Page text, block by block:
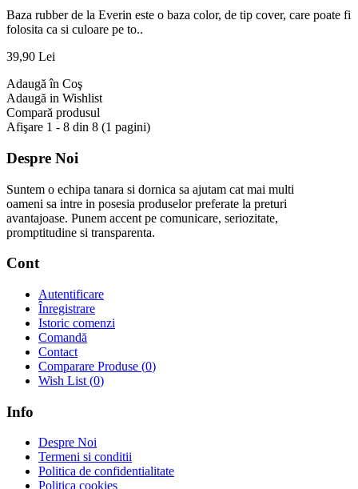
Baza rubber de la Everin este o baza color, de tip cover, care poate fi
folosita ca si culoare pe to..
39,90 Lei
Adaugă în Coş
Adaugă in Wishlist
Compară produsul
Afişare 1 - 8 din 8 (1 pagini)
Despre Noi
Suntem o echipa tanara si dornica sa ajutam cat mai multi
oameni sa intre in posesia produselor preferate la preturi
avantajoase. Punem accent pe comunicare, seriozitate,
promptitudine si transparenta.
Cont
Autentificare
Înregistrare
Istoric comenzi
Comandă
Contact
Comparare Produse (0)
Wish List (0)
Info
Despre Noi
Termeni si conditii
Politica de confidentialitate
Politica cookies